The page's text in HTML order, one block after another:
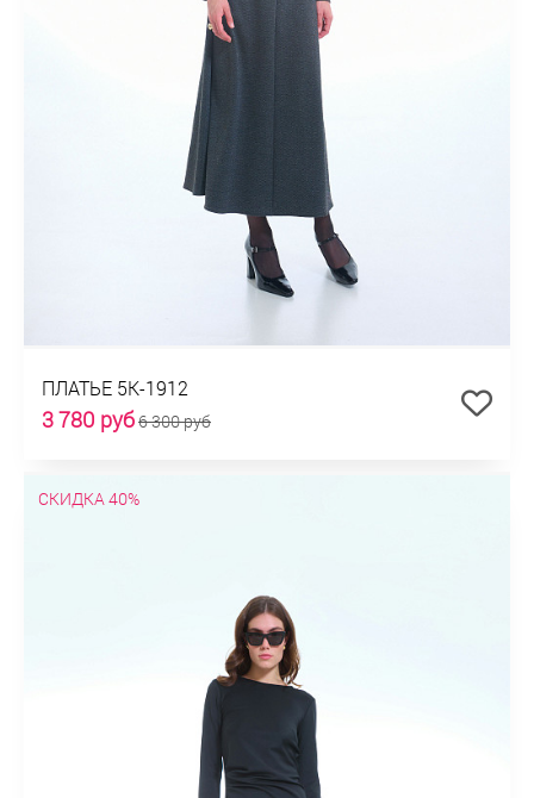
ПЛАТЬЕ 5К-1912
3 780 руб6 300 руб
СКИДКА 40%